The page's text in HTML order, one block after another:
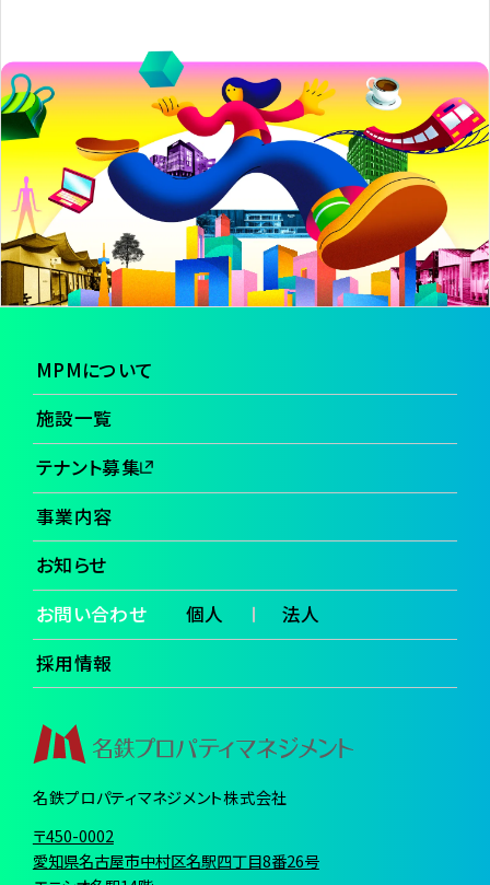
MPMについて
施設一覧
テナント募集
事業内容
お知らせ
お問い合わせ
個人
法人
採用情報
名鉄プロパティマネジメント株式会社
〒450-0002
愛知県名古屋市中村区名駅四丁目8番26号